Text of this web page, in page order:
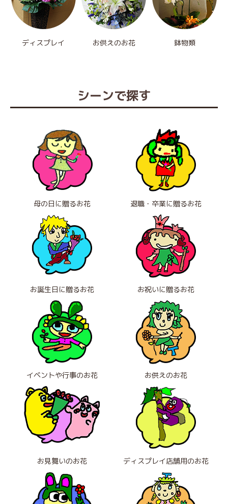
ディスプレイ お供えのお花 鉢物類
シーンで探す
母の日に贈るお花 退職・卒業に贈るお花
お誕生日に贈るお花 お祝いに贈るお花
イベントや行事のお花 お供えのお花
お見舞いのお花 ディスプレイ店舗用のお花